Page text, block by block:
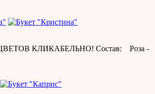
КЛИКАБЕЛЬНО! Состав: Роза -